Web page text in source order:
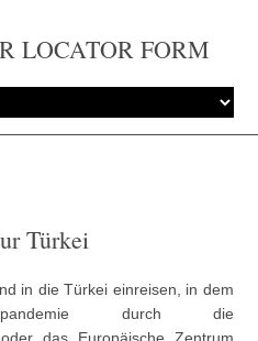
LOCATOR FORM
Türkei
in die Türkei einreisen, in dem
durch die